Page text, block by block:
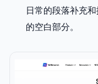
日常的段落补充
的空白部分。